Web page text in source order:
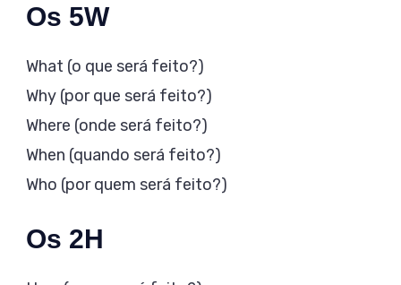
Os 5W
What (o que será feito?)
Why (por que será feito?)
Where (onde será feito?)
When (quando será feito?)
Who (por quem será feito?)
Os 2H